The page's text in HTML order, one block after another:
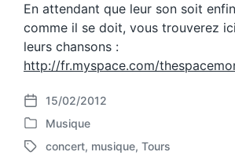
En attendant que leur son soit
comme il se doit, vous trouverez
leurs chansons :
http://fr.myspace.com/
P
o
s
15/02/2012
P
o
Musique
T
concert, musique, Tours